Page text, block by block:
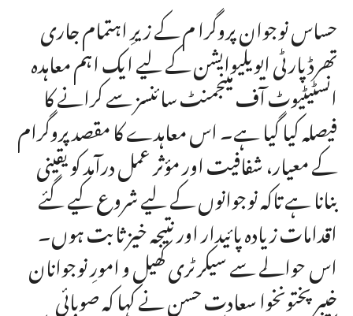
حساس نوجوان پروگرا م کے زیرِ اہتمام جاری
تھرڈ پارٹی ایویلیوایشن کے لیے ایک اہم معاہدہ
انسٹیٹیوٹ آف مینجمنٹ سائنسز سے کرانے کا
فیصلہ کیا گیا ہے۔ اس معاہدے کا مقصد پروگرام
کے معیار، شفافیت اور مؤثر عمل درآمد کو یقینی
بنانا ہے تاکہ نوجوانوں کے لیے شروع کیے گئے
اقدامات زیادہ پائیدار اور نتیجہ خیز ثابت ہوں۔
اس حوالے سے سیکرٹری کھیل و امورِ نوجوانان
خیبر پختونخوا سعادت حسن نے کہا کہ صوبائی